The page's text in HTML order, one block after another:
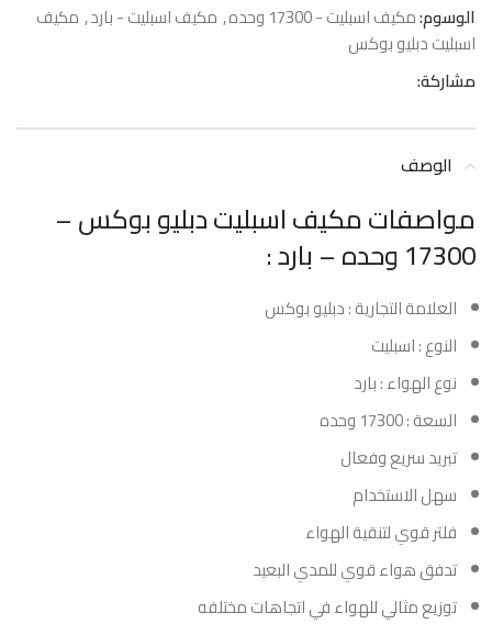
الوسوم:مكيف اسبليت - 17300 وحده , مكيف اسبليت - بارد, مكيف
اسبليت دبليو بوكس
مشاركة:
الوصف
مواصفات مكيف اسبليت دبليو بوكس –
17300 وحده – بارد :
العلامة التجارية : دبليو بوكس
النوع : اسبليت
نوع الهواء : بارد
السعة : 17300 وحده
تبريد سريع وفعال
سهل الاستخدام
فلتر قوي لتنقية الهواء
تدفق هواء قوي للمدي البعيد
توزيع مثالي للهواء في اتجاهات مختلفه